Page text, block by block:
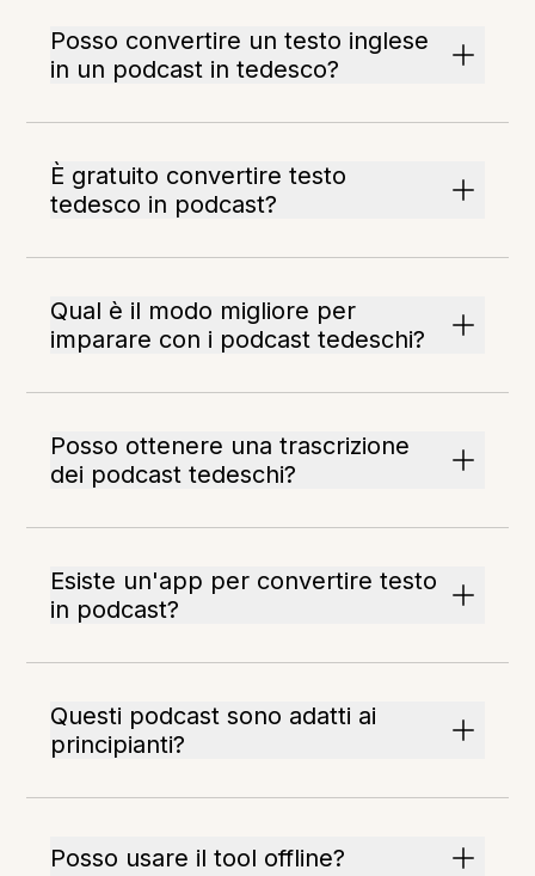
Posso convertire un testo inglese
in un podcast in tedesco?
È gratuito convertire testo
tedesco in podcast?
Qual è il modo migliore per
imparare con i podcast tedeschi?
Posso ottenere una trascrizione
dei podcast tedeschi?
Esiste un'app per convertire testo
in podcast?
Questi podcast sono adatti ai
principianti?
Posso usare il tool offline?